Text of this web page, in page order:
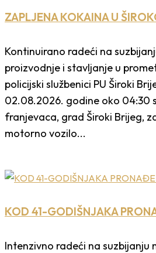
ZAPLJENA KOKAINA U
Kontinuirano radeći na
proizvodnje i stavljanje u
policijski službenici PU Široki
02.08.2026. godine oko 04:30
franjevaca, grad Široki Brijeg,
motorno vozilo...
KOD 41-GODIŠNJAKA
Intenzivno radeći na suzbijanju